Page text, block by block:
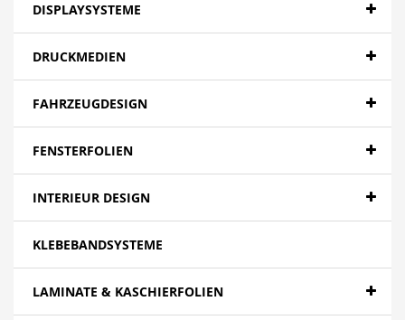
DISPLAYSYSTEME
DRUCKMEDIEN
FAHRZEUGDESIGN
FENSTERFOLIEN
INTERIEUR DESIGN
KLEBEBANDSYSTEME
LAMINATE & KASCHIERFOLIEN